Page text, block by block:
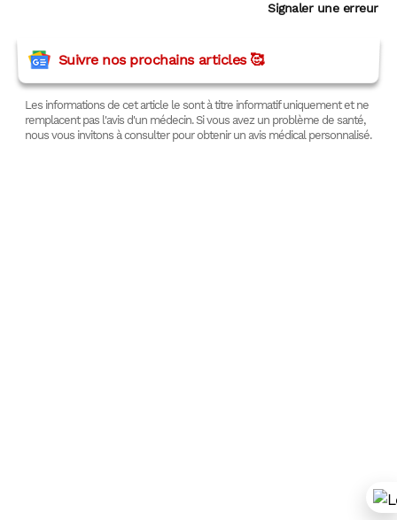
Signaler une erreur
Suivre nos prochains articles 🥰
Les informations de cet article le sont à titre informatif uniquement et ne
remplacent pas l'avis d'un médecin. Si vous avez un problème de santé,
nous vous invitons à consulter pour obtenir un avis médical personnalisé.